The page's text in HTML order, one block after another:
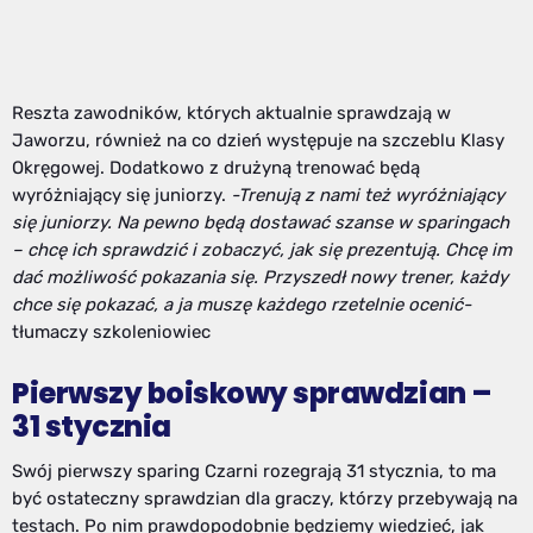
Reszta zawodników, których aktualnie sprawdzają w
Jaworzu, również na co dzień występuje na szczeblu Klasy
Okręgowej. Dodatkowo z drużyną trenować będą
wyróżniający się juniorzy. -Trenują z nami też wyróżniający
się juniorzy. Na pewno będą dostawać szanse w sparingach
– chcę ich sprawdzić i zobaczyć, jak się prezentują. Chcę im
dać możliwość pokazania się. Przyszedł nowy trener, każdy
chce się pokazać, a ja muszę każdego rzetelnie ocenić-
tłumaczy szkoleniowiec
Pierwszy boiskowy sprawdzian –
31 stycznia
Swój pierwszy sparing Czarni rozegrają 31 stycznia, to ma
być ostateczny sprawdzian dla graczy, którzy przebywają na
testach. Po nim prawdopodobnie będziemy wiedzieć, jak